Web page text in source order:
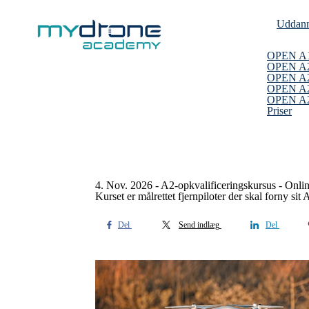
OPEN
OPEN
OPEN
OPEN
OPEN
Priser
4. Nov. 2026 - A2-opkvalificeringskursus -
Kurset er målrettet fjernpiloter der skal forny sit
Del Send indlæg Del